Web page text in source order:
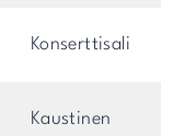
Konserttisali
Kaustinen